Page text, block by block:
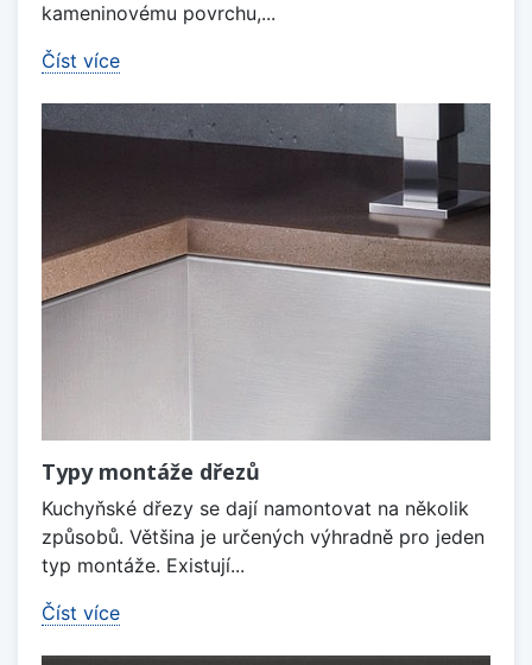
kameninovému povrchu,...
Číst více
Typy montáže dřezů
Kuchyňské dřezy se dají namontovat na několik
způsobů. Většina je určených výhradně pro jeden
typ montáže. Existují...
Číst více